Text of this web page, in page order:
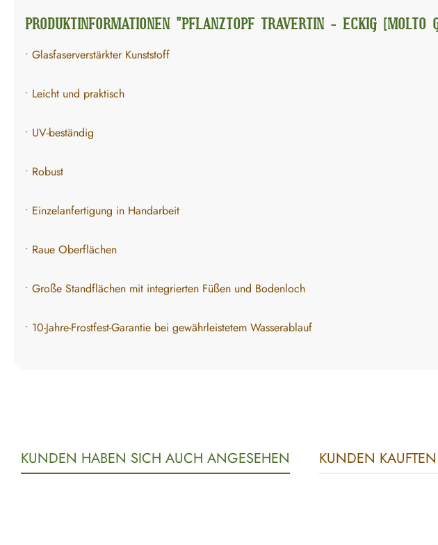
PRODUKTINFORMATIONEN "PFLANZTOPF TRAVERTIN - ECKIG
• Glasfaserverstärkter Kunststoff
• Leicht und praktisch
• UV-beständig
• Robust
• Einzelanfertigung in Handarbeit
• Raue Oberflächen
• Große Standflächen mit integrierten Füßen und Bodenloch
• 10-Jahre-Frostfest-Garantie bei gewährleistetem Wasserablauf
KUNDEN HABEN SICH AUCH ANGESEHEN KUNDEN